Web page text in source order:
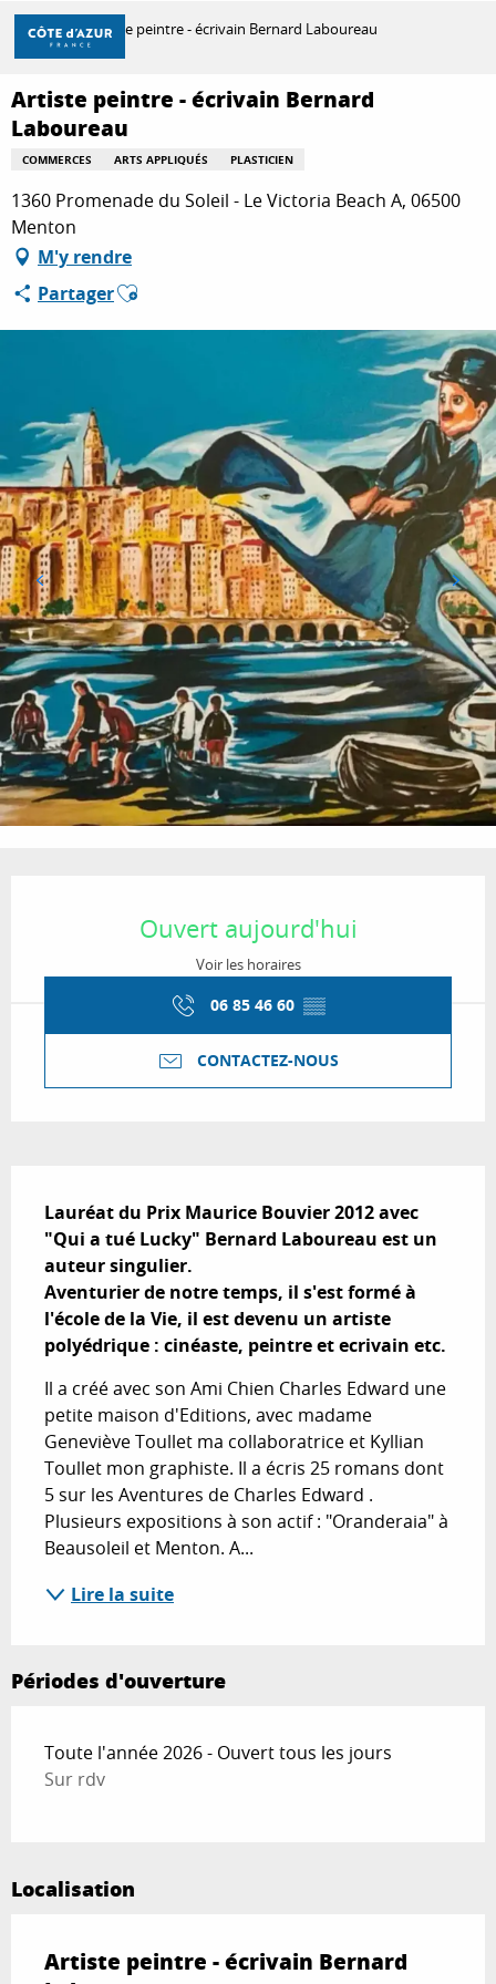
Aller
contenu
principal
DÉCOUVRIR
À FAIRE
SÉJOURNER
Accueil Artiste peintre - écrivain Bernard Laboureau
Artiste peintre - écrivain Bernard
Laboureau
COMMERCES ARTS APPLIQUÉS PLASTICIEN
1360 Promenade du Soleil - Le Victoria Beach A, 06500
Menton
M'y rendre
PartagerAjouter aux favoris
Ouvert aujourd'hui
Voir les horaires
06 85 46 60 ▒▒
CONTACTEZ-NOUS
Lauréat du Prix Maurice Bouvier 2012 avec
"Qui a tué Lucky" Bernard Laboureau est un
auteur singulier.
Aventurier de notre temps, il s'est formé à
l'école de la Vie, il est devenu un artiste
polyédrique : cinéaste, peintre et ecrivain etc.
Il a créé avec son Ami Chien Charles Edward une
petite maison d'Editions, avec madame
Geneviève Toullet ma collaboratrice et Kyllian
Toullet mon graphiste. Il a écris 25 romans dont
5 sur les Aventures de Charles Edward .
Plusieurs expositions à son actif : "Oranderaia" à
Beausoleil et Menton. A...
Lire la suite
Périodes d'ouverture
Toute l'année 2026 - Ouvert tous les jours
Sur rdv
Localisation
Artiste peintre - écrivain Bernard